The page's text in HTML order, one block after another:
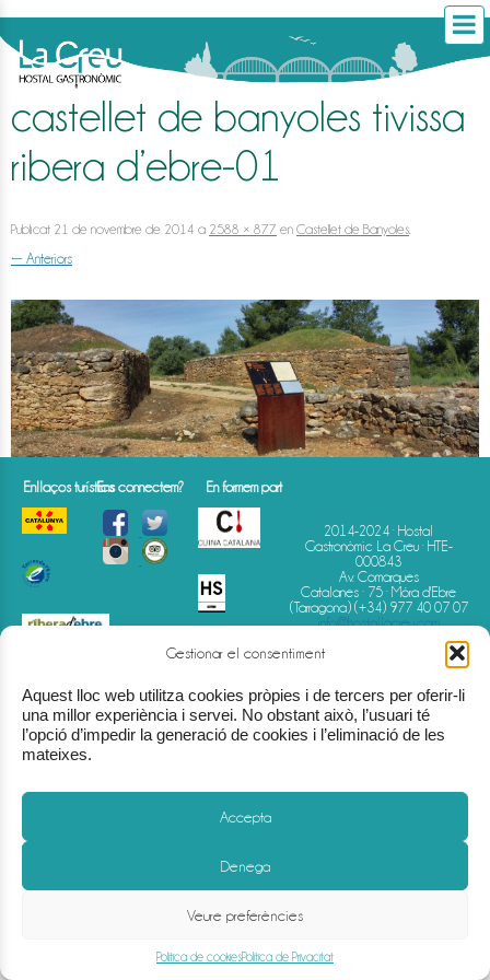
Gestionar el consentiment
Aquest lloc web utilitza cookies pròpies i de tercers per oferir-li
una millor experiència i servei. No obstant això, l’usuari té
l’opció d’impedir la generació de cookies i l’eliminació de les
mateixes.
Accepta
Denega
Veure preferències
Política de cookiesPolítica de Privacitat
castellet de banyoles tivissa
ribera d’ebre-01
Publicat 21 de novembre de 2014 a 2588 × 877 en Castellet de Banyoles
← Anteriors
Enllaços turísticsEns connectem? En formem part
2014-2024 · Hostal
Gastronòmic La Creu · HTE-
000843
Av. Comarques
Catalanes · 75 · Móra d'Ebre
(Tarragona) (+34) 977 40 07 07
info@hostallacreu.com
Política de Cookies